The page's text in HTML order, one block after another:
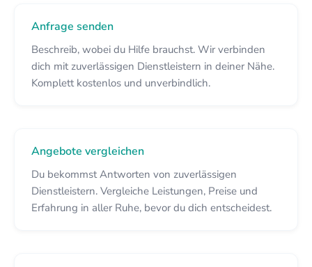
Anfrage senden
Beschreib, wobei du Hilfe brauchst. Wir verbinden
dich mit zuverlässigen Dienstleistern in deiner Nähe.
Komplett kostenlos und unverbindlich.
Angebote vergleichen
Du bekommst Antworten von zuverlässigen
Dienstleistern. Vergleiche Leistungen, Preise und
Erfahrung in aller Ruhe, bevor du dich entscheidest.